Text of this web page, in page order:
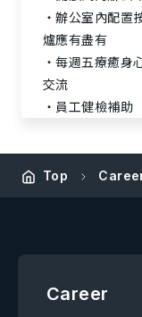
辦公室內配置
爐應有盡有
每週五療癒身
交流
員工健檢補助
Top
Career